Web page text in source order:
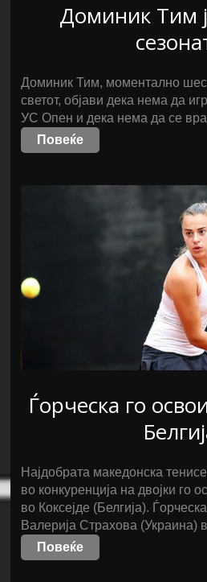
Доминик Тим
Доминик Тим, моментално
светот, објави дека нема да
УС Опен и дека нема да се
Повеќе
Ѓорческа го
Најдобрата македонска
во конкуренција на двојки го
во Коксејде (Белгија).
Валерија Страхова (Украина)
Повеќе